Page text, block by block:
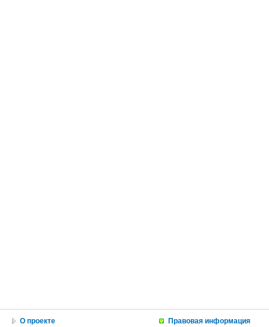
О проекте Правовая информация